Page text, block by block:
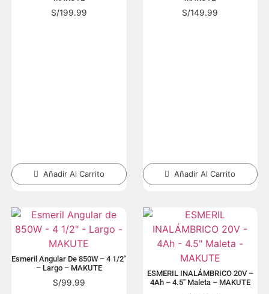
S/199.99
Añadir Al Carrito
S/149.99
Añadir Al Carrito
Esmeril Angular De 850W – 4 1/2″
– Largo – MAKUTE
S/99.99
ESMERIL INALÁMBRICO 20V –
4Ah – 4.5″ Maleta – MAKUTE